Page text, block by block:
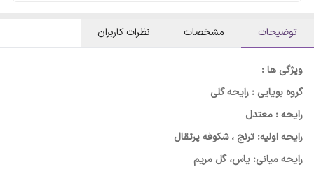
توضیحات مشخصات نظرات کاربران
ویژگی ها :
گروه بویایی : رایحه گلی
رایحه : معتدل
رایحه اولیه: ترنج ، شکوفه پرتقال
رایحه میانی: یاس، گل مریم